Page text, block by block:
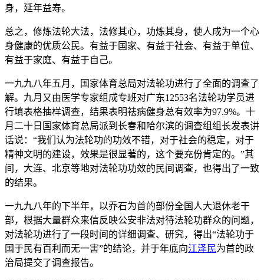
身，延年益寿。
总之，修炼法轮大法，法修其心，功炼其身，使人成为一个心
身健康的优质公民。有益于国家、有益于社会、有益于单位、
有益于家庭、有益于自己。
一九九八年五月，国家体育总局对法轮功进行了全面的调查了
解。九月又由医学专家组成专班对广东12553名法轮功学员进
行填表格抽样调查，结果表明祛病健身总有效率为97.9%。十
月二十日国家体育总局派到长春和哈尔滨的调查组组长发表讲
话说：“我们认为法轮功的功效不错，对于社会的稳定，对于
精神文明的建设，效果是很显著的，这个要充份肯定的。”其
间，大连、北京等地对法轮功功效的民间调查，也得出了一致
的结果。
一九九八年的下半年，以乔石为首的部份全国人大退休老干
部，根据大量群众来信反映公安非法对待法轮功群众的问题，
对法轮功进行了一段时间的详细调查、研究，得出“法轮功于
国于民有百利而无一害”的结论，并于年底向江泽民为首的政
治局提交了调查报告。